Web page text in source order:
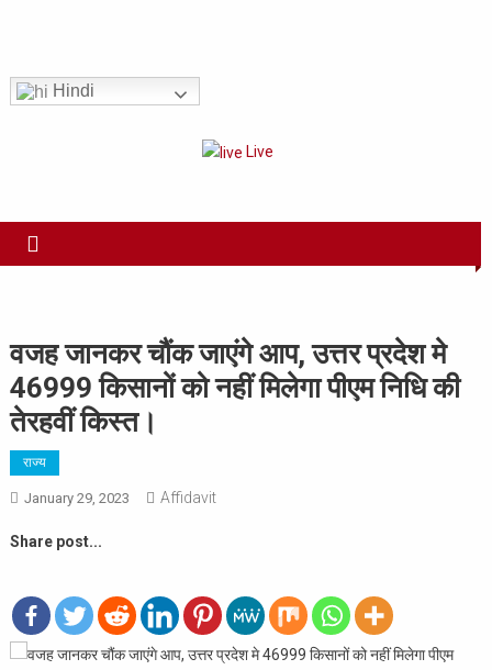
Hindi
Live
वजह जानकर चौंक जाएंगे आप, उत्तर प्रदेश मे
46999 किसानों को नहीं मिलेगा पीएम निधि की
तेरहवीं किस्त।
राज्य
January 29, 2023 Affidavit
Share post...